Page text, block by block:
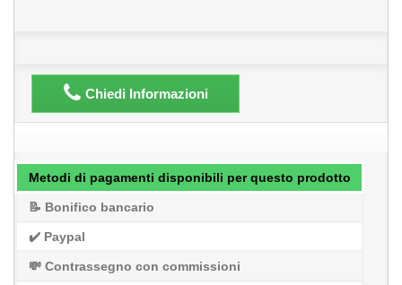
Chiedi Informazioni
Metodi di pagamenti disponibili per questo prodotto
📝 Bonifico bancario
✔️ Paypal
💸 Contrassegno con commissioni